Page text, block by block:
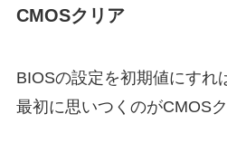
CMOSクリア
BIOSの設定を初期値にすれ
最初に思いつくのがCMOSク